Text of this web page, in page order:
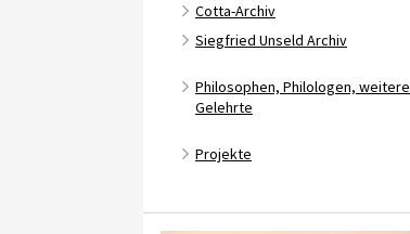
Cotta-Archiv
Siegfried Unseld Archiv
Philosophen, Philologen, weitere
Gelehrte
Projekte